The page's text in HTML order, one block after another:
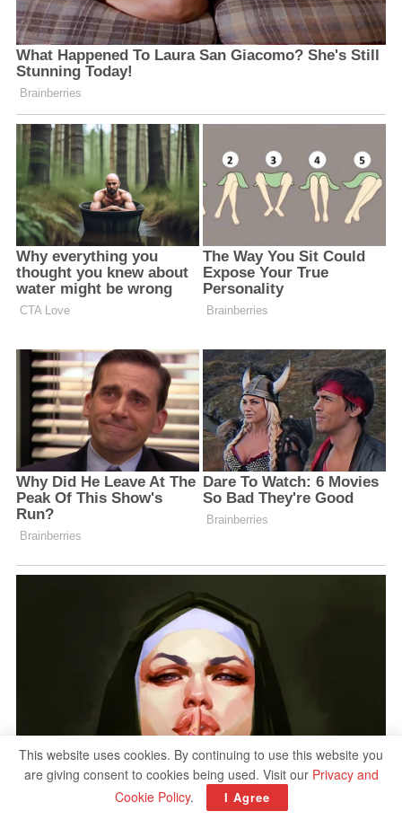
This website uses cookies. By continuing to use this website you
are giving consent to cookies being used. Visit our Privacy and
Cookie Policy. I Agree